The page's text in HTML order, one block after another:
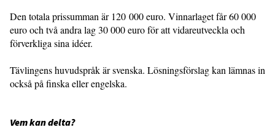
Den totala prissumman är 120 000 euro. Vinnarlaget får 60 000
euro och två andra lag 30 000 euro för att vidareutveckla och
förverkliga sina idéer.
Tävlingens huvudspråk är svenska. Lösningsförslag kan lämnas in
också på finska eller engelska.
Vem kan delta?